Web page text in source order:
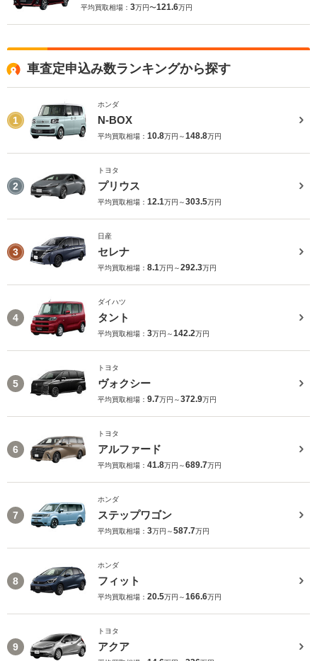
平均買取相場： 3万円〜121.6万円
車査定申込み数ランキングから探す
1
ホンダ
N-BOX
平均買取相場： 10.8万円～148.8万円
2
トヨタ
プリウス
平均買取相場： 12.1万円～303.5万円
3
日産
セレナ
平均買取相場： 8.1万円～292.3万円
4
ダイハツ
タント
平均買取相場： 3万円～142.2万円
5
トヨタ
ヴォクシー
平均買取相場： 9.7万円～372.9万円
6
トヨタ
アルファード
平均買取相場： 41.8万円～689.7万円
7
ホンダ
ステップワゴン
平均買取相場： 3万円～587.7万円
8
ホンダ
フィット
平均買取相場： 20.5万円～166.6万円
9
トヨタ
アクア